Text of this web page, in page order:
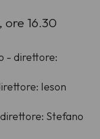
16.30
- direttore:
Ieson
Stefano